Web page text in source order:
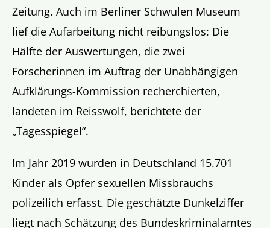
Zeitung. Auch im Berliner Schwulen Museum
lief die Aufarbeitung nicht reibungslos: Die
Hälfte der Auswertungen, die zwei
Forscherinnen im Auftrag der Unabhängigen
Aufklärungs-Kommission recherchierten,
landeten im Reisswolf, berichtete der
„Tagesspiegel“.
Im Jahr 2019 wurden in Deutschland 15.701
Kinder als Opfer sexuellen Missbrauchs
polizeilich erfasst. Die geschätzte Dunkelziffer
liegt nach Schätzung des Bundeskriminalamtes